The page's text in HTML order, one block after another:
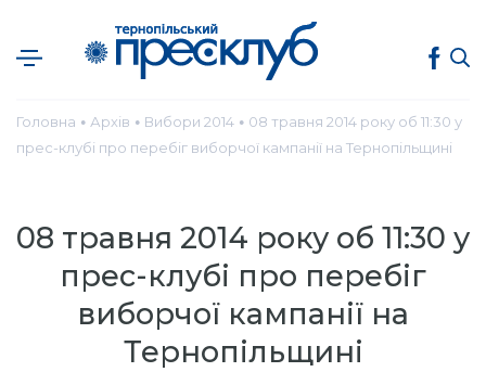
Головна ● Архів ● Вибори 2014 ● 08 травня 2014 року об 11:30 у
прес-клубі про перебіг виборчої кампанії на Тернопільщині
08 травня 2014 року об 11:30 у
прес-клубі про перебіг
виборчої кампанії на
Тернопільщині